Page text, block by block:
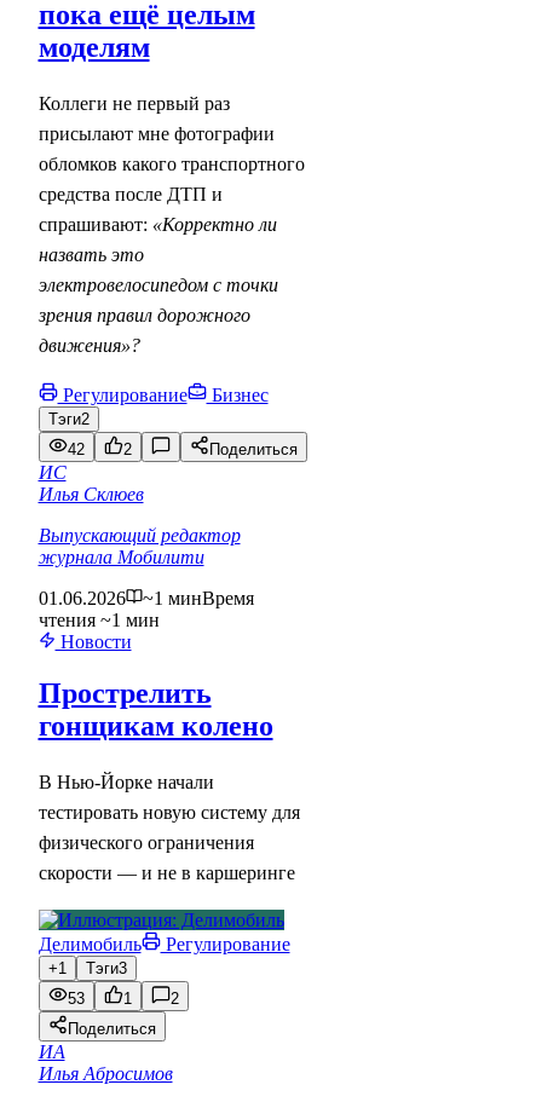
пока ещё целым
моделям
Коллеги не первый раз
присылают мне фотографии
обломков какого транспортного
средства после ДТП и
спрашивают: «Корректно ли
назвать это
электровелосипедом с точки
зрения правил дорожного
движения»?
Регулирование Бизнес
Тэги2
42
2 Поделиться
ИС
Илья Склюев
Выпускающий редактор
журнала Мобилити
01.06.2026
~1 минВремя
чтения ~1 мин
Новости
Прострелить
гонщикам колено
В Нью-Йорке начали
тестировать новую систему для
физического ограничения
скорости — и не в каршеринге
Делимобиль Регулирование
+1 Тэги3
53
1
2
Поделиться
ИА
Илья Абросимов